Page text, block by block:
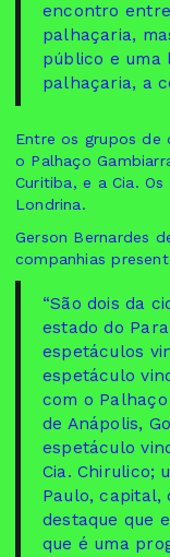
encontro
palhaçaria,
público e uma
palhaçaria, a
Entre os grupos de
o Palhaço
Curitiba, e a Cia.
Londrina.
Gerson Bernardes
companhias
“São dois da
estado do
espetáculos
espetáculo
com o
de Anápolis,
espetáculo
Cia. Chirulico;
Paulo, capital,
destaque que
que é uma